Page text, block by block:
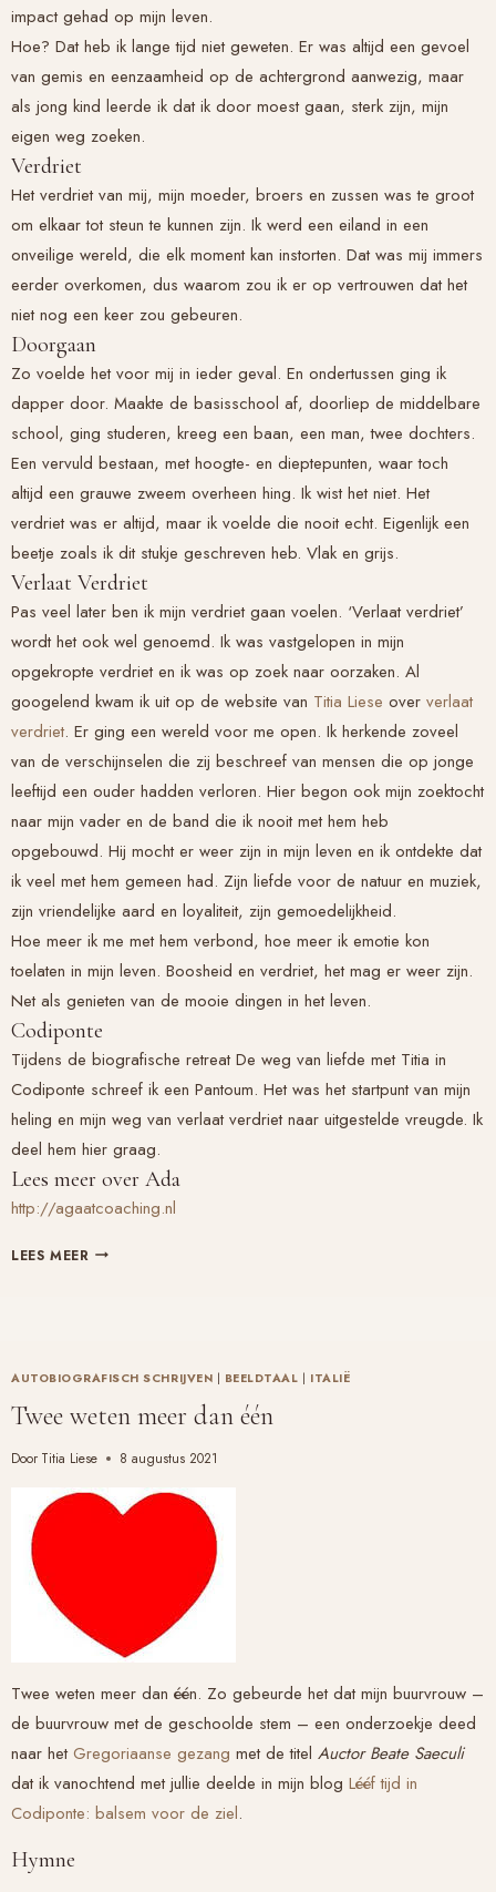
impact gehad op mijn leven.
Hoe? Dat heb ik lange tijd niet geweten. Er was altijd een gevoel
van gemis en eenzaamheid op de achtergrond aanwezig, maar
als jong kind leerde ik dat ik door moest gaan, sterk zijn, mijn
eigen weg zoeken.
Verdriet
Het verdriet van mij, mijn moeder, broers en zussen was te groot
om elkaar tot steun te kunnen zijn. Ik werd een eiland in een
onveilige wereld, die elk moment kan instorten. Dat was mij immers
eerder overkomen, dus waarom zou ik er op vertrouwen dat het
niet nog een keer zou gebeuren.
Doorgaan
Zo voelde het voor mij in ieder geval. En ondertussen ging ik
dapper door. Maakte de basisschool af, doorliep de middelbare
school, ging studeren, kreeg een baan, een man, twee dochters.
Een vervuld bestaan, met hoogte- en dieptepunten, waar toch
altijd een grauwe zweem overheen hing. Ik wist het niet. Het
verdriet was er altijd, maar ik voelde die nooit echt. Eigenlijk een
beetje zoals ik dit stukje geschreven heb. Vlak en grijs.
Verlaat Verdriet
Pas veel later ben ik mijn verdriet gaan voelen. ‘Verlaat verdriet’
wordt het ook wel genoemd. Ik was vastgelopen in mijn
opgekropte verdriet en ik was op zoek naar oorzaken. Al
googelend kwam ik uit op de website van Titia Liese over verlaat
verdriet. Er ging een wereld voor me open. Ik herkende zoveel
van de verschijnselen die zij beschreef van mensen die op jonge
leeftijd een ouder hadden verloren. Hier begon ook mijn zoektocht
naar mijn vader en de band die ik nooit met hem heb
opgebouwd. Hij mocht er weer zijn in mijn leven en ik ontdekte dat
ik veel met hem gemeen had. Zijn liefde voor de natuur en muziek,
zijn vriendelijke aard en loyaliteit, zijn gemoedelijkheid.
Hoe meer ik me met hem verbond, hoe meer ik emotie kon
toelaten in mijn leven. Boosheid en verdriet, het mag er weer zijn.
Net als genieten van de mooie dingen in het leven.
Codiponte
Tijdens de biografische retreat De weg van liefde met Titia in
Codiponte schreef ik een Pantoum. Het was het startpunt van mijn
heling en mijn weg van verlaat verdriet naar uitgestelde vreugde. Ik
deel hem hier graag.
Lees meer over Ada
http://agaatcoaching.nl
LEES MEER DE
VERLAAT
NAAR
VREUGDE
AUTOBIOGRAFISCH SCHRIJVEN | BEELDTAAL | ITALIË
Twee weten meer dan één
Door Titia Liese 8 augustus 2021
Twee weten meer dan één. Zo gebeurde het dat mijn buurvrouw –
de buurvrouw met de geschoolde stem – een onderzoekje deed
naar hetGregoriaanse gezang met de titel Auctor Beate Saeculi
dat ik vanochtend met jullie deelde in mijn blog Lééf tijd in
Codiponte: balsem voor de ziel.
Hymne